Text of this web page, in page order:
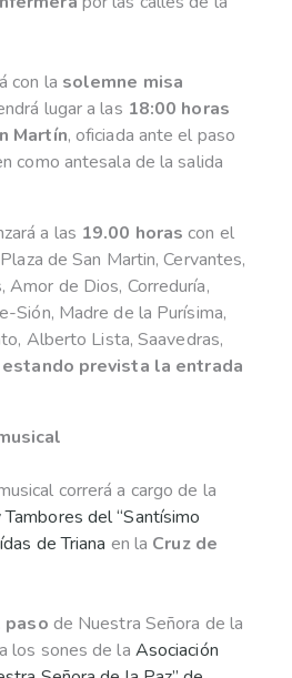
con la solemne misa
lugar a las 18:00 horas
Martín, oficiada ante el paso
como antesala de la salida
a las 19.00 horas con el
de San Martin, Cervantes,
Amor de Dios, Correduría,
Sión, Madre de la Purísima,
Alberto Lista, Saavedras,
estando prevista la entrada
correrá a cargo de la
del “Santísimo
de Triana en la Cruz de
de Nuestra Señora de la
los sones de la Asociación